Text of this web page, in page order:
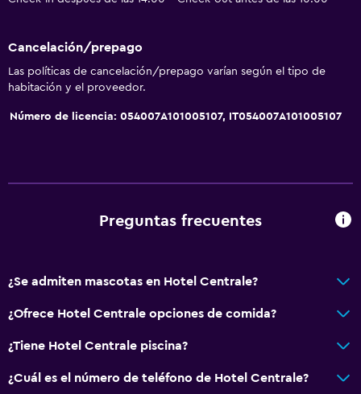
Cancelación/prepago
Las políticas de cancelación/prepago varían según el tipo de
habitación y el proveedor.
Número de licencia: 054007A101005107, IT054007A101005107
Preguntas frecuentes
¿Se admiten mascotas en Hotel Centrale?
¿Ofrece Hotel Centrale opciones de comida?
¿Tiene Hotel Centrale piscina?
¿Cuál es el número de teléfono de Hotel Centrale?